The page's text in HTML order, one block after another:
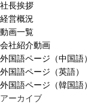
社長挨拶
経営概況
動画一覧
会社紹介動画
外国語ページ（中国語）
外国語ページ（英語）
外国語ページ（韓国語）
アーカイブ